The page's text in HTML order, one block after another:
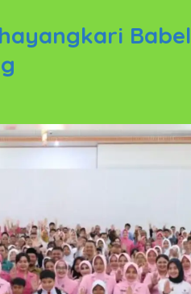
Babel